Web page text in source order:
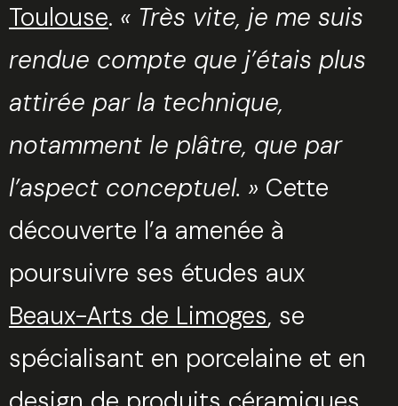
Toulouse. « Très vite, je me suis
rendue compte que j’étais plus
attirée par la technique,
notamment le plâtre, que par
l’aspect conceptuel. » Cette
découverte l’a amenée à
poursuivre ses études aux
Beaux-Arts de Limoges, se
spécialisant en porcelaine et en